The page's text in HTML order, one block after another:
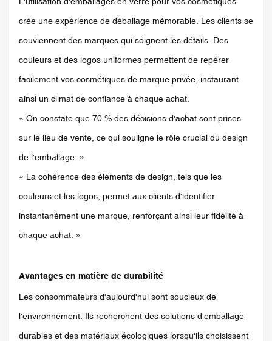
crée une expérience de déballage mémorable. Les clients se
souviennent des marques qui soignent les détails. Des
couleurs et des logos uniformes permettent de repérer
facilement vos cosmétiques de marque privée, instaurant
ainsi un climat de confiance à chaque achat.
« On constate que 70 % des décisions d'achat sont prises
sur le lieu de vente, ce qui souligne le rôle crucial du design
de l'emballage. »
« La cohérence des éléments de design, tels que les
couleurs et les logos, permet aux clients d'identifier
instantanément une marque, renforçant ainsi leur fidélité à
chaque achat. »
Avantages en matière de durabilité
Les consommateurs d'aujourd'hui sont soucieux de
l'environnement. Ils recherchent des solutions d'emballage
durables et des matériaux écologiques lorsqu'ils choisissent